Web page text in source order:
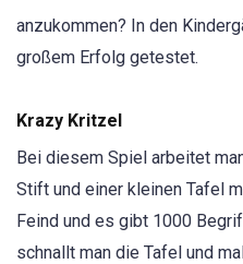
anzukommen? In den
großem Erfolg getestet.
Krazy Kritzel
Bei diesem Spiel arbeitet
Stift und einer kleinen Tafel
Feind und es gibt 1000
schnallt man die Tafel und